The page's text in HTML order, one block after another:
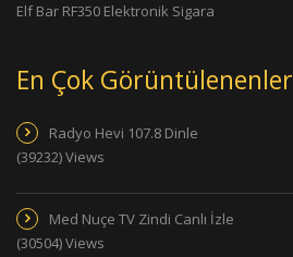
Elf Bar RF350 Elektronik Sigara
En Çok Görüntülenenler
Radyo Hevi 107.8 Dinle
(39232) Views
Med Nuçe TV Zindi Canlı İzle
(30504) Views